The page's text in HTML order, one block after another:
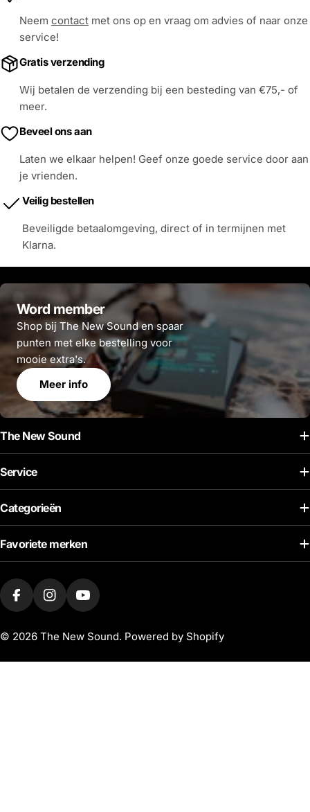
Neem contact met ons op en vraag om advies of naar onze
service!
Gratis verzending
Wij betalen de verzending bij een besteding van €75,- of
meer.
Beveel ons aan
Laten we elkaar helpen! Geef onze goede service door aan
je vrienden.
Veilig bestellen
Beveiligde betaalomgeving, direct of in termijnen met
Klarna.
Word member
Shop bij The New Sound en spaar
punten met elke bestelling voor
mooie extra's.
Meer info
The New Sound
Service
Categorieën
Favoriete merken
FacebookInstagramYoutube
© 2026 The New Sound. Powered by Shopify